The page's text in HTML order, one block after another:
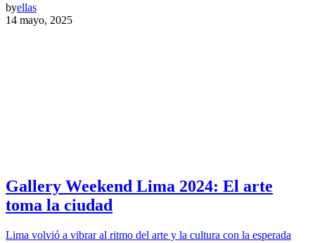
byellas
14 mayo, 2025
Gallery Weekend Lima 2024: El arte
toma la ciudad
Lima volvió a vibrar al ritmo del arte y la cultura con la esperada